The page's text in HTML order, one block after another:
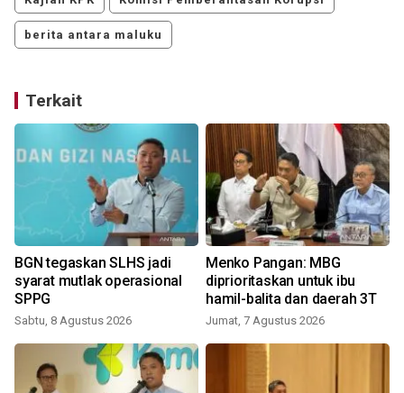
berita antara maluku
Terkait
BGN tegaskan SLHS jadi
syarat mutlak operasional
SPPG
Sabtu, 8 Agustus 2026
Menko Pangan: MBG
diprioritaskan untuk ibu
hamil-balita dan daerah 3T
Jumat, 7 Agustus 2026